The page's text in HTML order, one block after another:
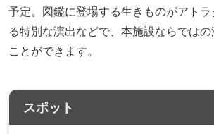
予定。図鑑に登場する生きものがアト
る特別な演出などで、本施設ならでは
ことができます。
スポット